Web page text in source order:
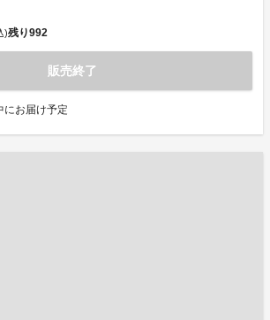
)残り992
販売終了
にお届け予定